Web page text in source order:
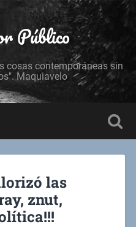
Público
cosas contemporáneas sin
Maquiavelo
las
znut,